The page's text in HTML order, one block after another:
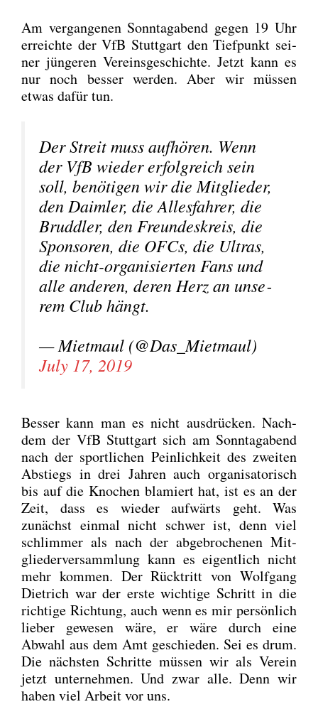
Am ver­gan­ge­nen Sonn­tag­abend gegen 19 Uhr
erreich­te der VfB Stutt­gart den Tief­punkt sei­
ner jün­ge­ren Ver­eins­ge­schich­te. Jetzt kann es
nur noch bes­ser wer­den. Aber wir müs­sen
etwas dafür tun.
Der Streit muss auf­hö­ren. Wenn
der VfB wie­der erfolg­reich sein
soll, benö­ti­gen wir die Mit­glie­der,
den Daim­ler, die Alles­fah­rer, die
Brudd­ler, den Freun­des­kreis, die
Spon­so­ren, die OFCs, die Ultras,
die nicht-orga­ni­sier­ten Fans und
alle ande­ren, deren Herz an unse­
rem Club hängt.
— Miet­maul (@Das_Mietmaul)
July 17, 2019
Bes­ser kann man es nicht aus­drü­cken. Nach­
dem der VfB Stutt­gart sich am Sonn­tag­abend
nach der sport­li­chen Pein­lich­keit des zwei­ten
Abstiegs in drei Jah­ren auch orga­ni­sa­to­risch
bis auf die Kno­chen bla­miert hat, ist es an der
Zeit, dass es wie­der auf­wärts geht. Was
zunächst ein­mal nicht schwer ist, denn viel
schlim­mer als nach der abge­bro­che­nen Mit­
glie­der­ver­samm­lung kann es eigent­lich nicht
mehr kom­men. Der Rück­tritt von Wolf­gang
Diet­rich war der ers­te wich­ti­ge Schritt in die
rich­ti­ge Rich­tung, auch wenn es mir per­sön­lich
lie­ber gewe­sen wäre, er wäre durch eine
Abwahl aus dem Amt geschie­den. Sei es drum.
Die nächs­ten Schrit­te müs­sen wir als Ver­ein
jetzt unter­neh­men. Und zwar alle. Denn wir
haben viel Arbeit vor uns.